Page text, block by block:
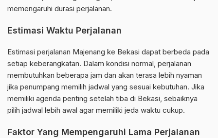
memengaruhi durasi perjalanan.
Estimasi Waktu Perjalanan
Estimasi perjalanan Majenang ke Bekasi dapat berbeda pada
setiap keberangkatan. Dalam kondisi normal, perjalanan
membutuhkan beberapa jam dan akan terasa lebih nyaman
jika penumpang memilih jadwal yang sesuai kebutuhan. Jika
memiliki agenda penting setelah tiba di Bekasi, sebaiknya
pilih jadwal lebih awal agar memiliki jeda waktu cukup.
Faktor Yang Mempengaruhi Lama Perjalanan